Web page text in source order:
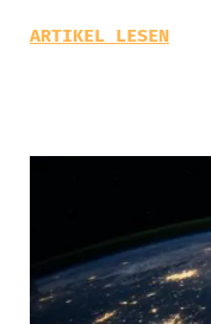
ARTIKEL LESEN